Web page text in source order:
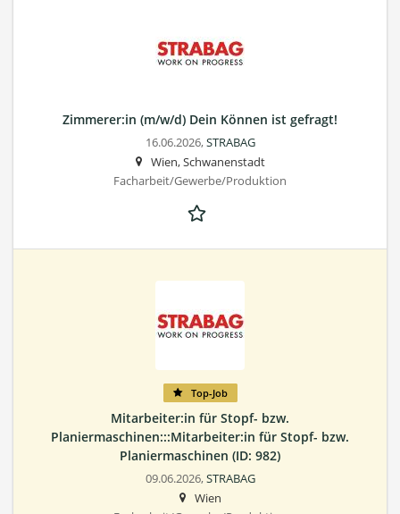
Zimmerer:in (m/w/d) Dein Können ist gefragt!
16.06.2026,STRABAG
Wien, Schwanenstadt
Facharbeit/Gewerbe/Produktion
Top-Job
Mitarbeiter:in für Stopf- bzw.
Planiermaschinen:::Mitarbeiter:in für Stopf- bzw.
Planiermaschinen (ID: 982)
09.06.2026,STRABAG
Wien